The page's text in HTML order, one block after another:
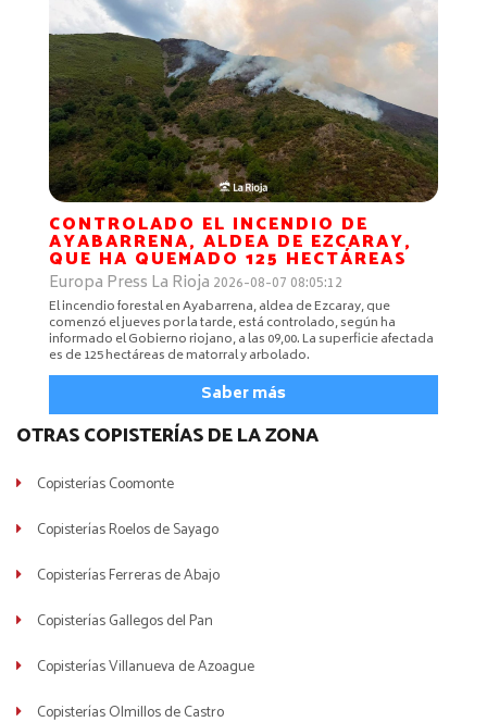
CONTROLADO EL INCENDIO DE
AYABARRENA, ALDEA DE EZCARAY,
QUE HA QUEMADO 125 HECTÁREAS
Europa Press La Rioja 2026-08-07 08:05:12
El incendio forestal en Ayabarrena, aldea de Ezcaray, que
comenzó el jueves por la tarde, está controlado, según ha
informado el Gobierno riojano, a las 09,00. La superficie afectada
es de 125 hectáreas de matorral y arbolado.
Saber más
OTRAS COPISTERÍAS DE LA ZONA
Copisterías Coomonte
Copisterías Roelos de Sayago
Copisterías Ferreras de Abajo
Copisterías Gallegos del Pan
Copisterías Villanueva de Azoague
Copisterías Olmillos de Castro